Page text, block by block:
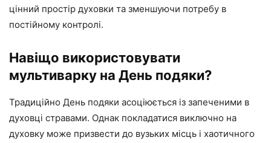
цінний простір духовки та зменшуючи потребу в
постійному контролі.
Навіщо використовувати
мультиварку на День подяки?
Традиційно День подяки асоціюється із запеченими в
духовці стравами. Однак покладатися виключно на
духовку може призвести до вузьких місць і хаотичного